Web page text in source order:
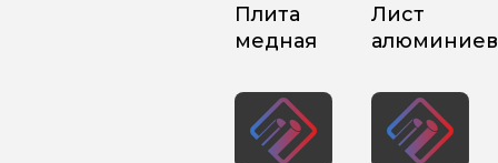
Плита
медная
Лист